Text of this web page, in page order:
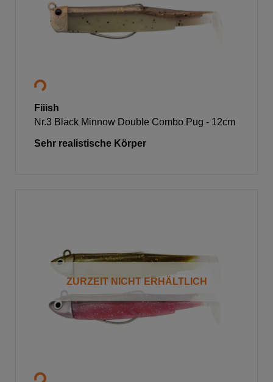
Fiiish
Nr.3 Black Minnow Double Combo Pug - 12cm
Sehr realistische Körper
ZURZEIT NICHT ERHÄLTLICH